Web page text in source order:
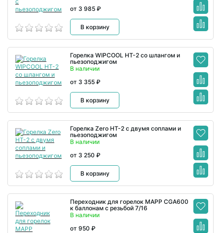
от 3 985 ₽
В корзину
Горелка WIPCOOL HT-2 со шлангом и
пьезоподжигом
В наличии
от 3 355 ₽
В корзину
Горелка Zero HT-2 с двумя соплами и
пьезоподжигом
В наличии
от 3 250 ₽
В корзину
Переходник для горелок МАPP CGA600
к баллонам с резьбой 7/16
В наличии
от 950 ₽